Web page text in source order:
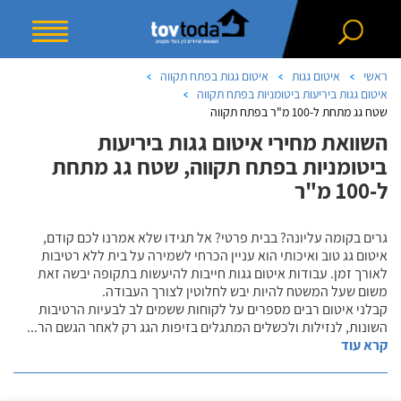
ראשי איטום גגות
איטום גגות בפתח תקווה
איטום גגות ביריעות ביטומניות בפתח תקווה
שטח גג מתחת ל-100 מ"ר בפתח תקווה
השוואת מחירי איטום גגות ביריעות
ביטומניות בפתח תקווה, שטח גג מתחת
ל-100 מ"ר
גרים בקומה עליונה? בבית פרטי? אל תגידו שלא אמרנו לכם קודם,
איטום גג טוב ואיכותי הוא עניין הכרחי לשמירה על בית ללא רטיבות
לאורך זמן. עבודות איטום גגות חייבות להיעשות בתקופה יבשה זאת
משום שעל המשטח להיות יבש לחלוטין לצורך העבודה.
קבלני איטום רבים מספרים על לקוחות ששמים לב לבעיות הרטיבות
השונות, לנזילות ולכשלים המתגלים בזיפות הגג רק לאחר הגשם הר...
קרא עוד